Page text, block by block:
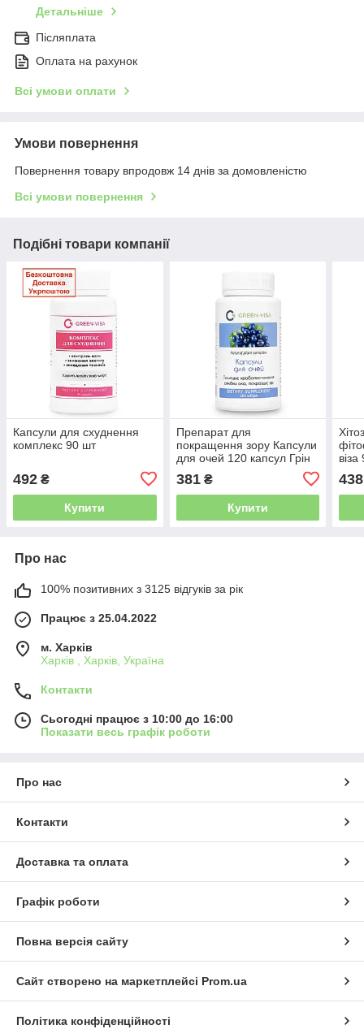
Детальніше
Післяплата
Оплата на рахунок
Всі умови оплати
Умови повернення
Повернення товару впродовж 14 днів за домовленістю
Всі умови повернення
Подібні товари компанії
Капсули для схуднення
комплекс 90 шт
492 ₴
Купити
Препарат для
покращення зору Капсули
для очей 120 капсул Грін
381₴
Купити
438
Про нас
100% позитивних з 3125 відгуків за рік
Працює з 25.04.2022
м. Харків
Харків , Харків, Україна
Контакти
Сьогодні працює з 10:00 до 16:00
Показати весь графік роботи
Про нас
Контакти
Доставка та оплата
Графік роботи
Повна версія сайту
Сайт створено на маркетплейсі Prom.ua
Політика конфіденційності